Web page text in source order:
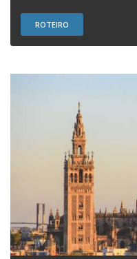
ROTEIRO